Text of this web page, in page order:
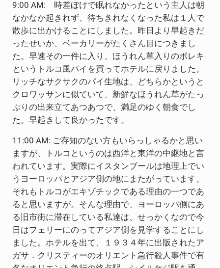
9:00 AM: 時差ぼけで眠れなかったという主人は朝
なかなか起きれず、待ちきれなくなった私は１人で
散歩に出かけることにしました。昨日より早起きだ
ったせいか、ベーカリーがたくさん目につきまし
た。早速その一件に入り、ほうれん草入りのボレキ
というトルコ風パイを買ってホテルに戻りました。
リッチなサクサクのパイ生地は、どちらかというと
クロワッサンに似ていて、新鮮なほうれん草がたっ
ぷりの出来立てあつあつで、満足のゆく朝食でし
た。早起きして良かったです。
11:00 AM: ご存知のない方もいらっしゃるかと思い
ますが、トルコというのは西洋と東洋の中継地と言
われています。実際にイスタンブールは地理上でい
うヨーロッパとアジア側の地にまたがっています。
それもトルコがエキゾチックである理由の一つであ
ると思いますが。そんな理由で、ヨーロッパ側にあ
る旧市街に滞在している私達は、せっかくなので今
日はフェリーにのってアジア側を見学することにし
ました。ホテルを出て、１９３４年に出版されたア
ガサ．クリスティーのオリエント急行殺人事件で有